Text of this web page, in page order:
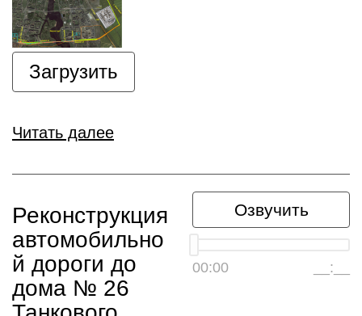
Загрузить
Читать далее
Озвучить
00:00 __:__
Реконструкция
автомобильно
й дороги до
дома № 26